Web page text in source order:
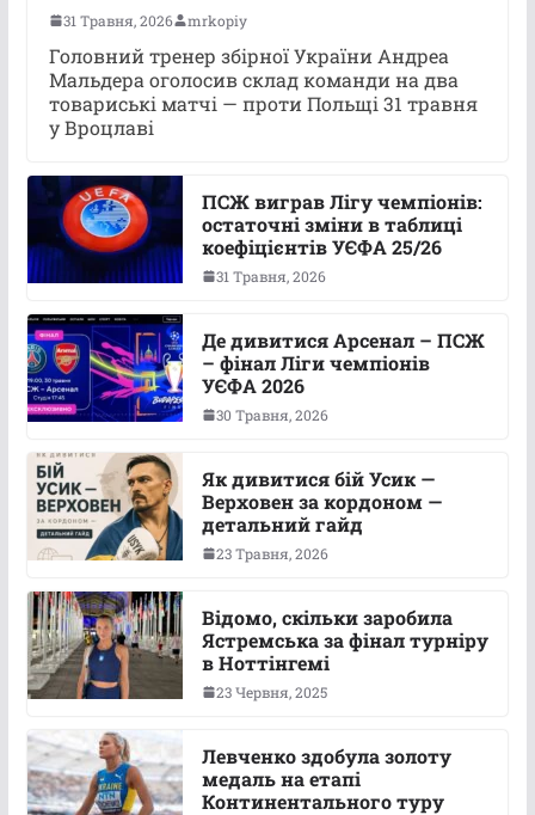
31 Травня, 2026 mrkopiy
Головний тренер збірної України Андреа
Мальдера оголосив склад команди на два
товариські матчі — проти Польщі 31 травня
у Вроцлаві
ПСЖ виграв Лігу чемпіонів:
остаточні зміни в таблиці
коефіцієнтів УЄФА 25/26
31 Травня, 2026
Де дивитися Арсенал – ПСЖ
– фінал Ліги чемпіонів
УЄФА 2026
30 Травня, 2026
Як дивитися бій Усик —
Верховен за кордоном —
детальний гайд
23 Травня, 2026
Відомо, скільки заробила
Ястремська за фінал турніру
в Ноттінгемі
23 Червня, 2025
Левченко здобула золоту
медаль на етапі
Континентального туру